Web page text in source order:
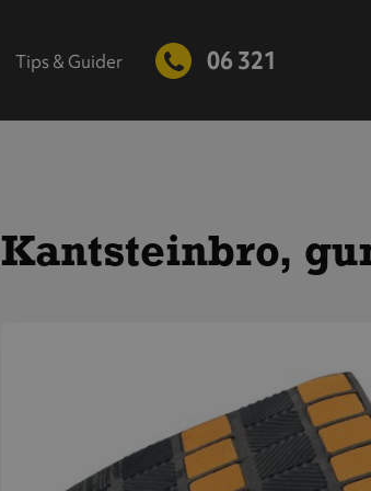
Tips & Guider 06 321
Kantsteinbro,